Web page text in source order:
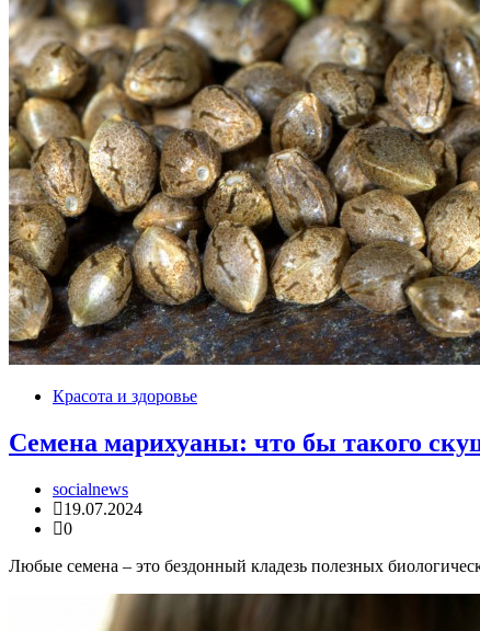
Красота и здоровье
Семена марихуаны: что бы такого
socialnews
19.07.2024
0
Любые семена – это бездонный кладезь полезных